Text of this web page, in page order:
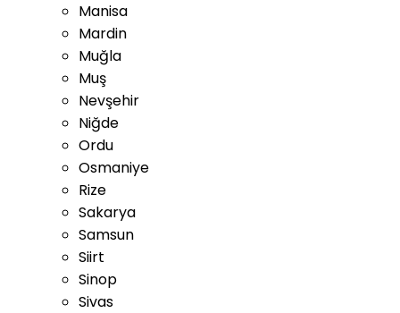
Manisa
Mardin
Muğla
Muş
Nevşehir
Niğde
Ordu
Osmaniye
Rize
Sakarya
Samsun
Siirt
Sinop
Sivas